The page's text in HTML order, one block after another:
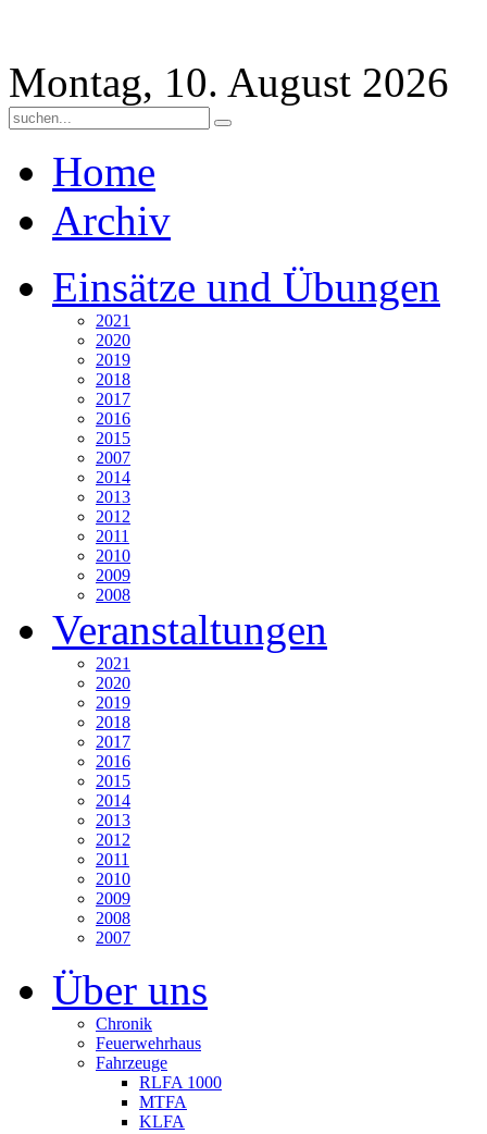
Montag, 10. August 2026
Home
Archiv
Einsätze und Übungen
2021
2020
2019
2018
2017
2016
2015
2007
2014
2013
2012
2011
2010
2009
2008
Veranstaltungen
2021
2020
2019
2018
2017
2016
2015
2014
2013
2012
2011
2010
2009
2008
2007
Über uns
Chronik
Feuerwehrhaus
Fahrzeuge
RLFA 1000
MTFA
KLFA